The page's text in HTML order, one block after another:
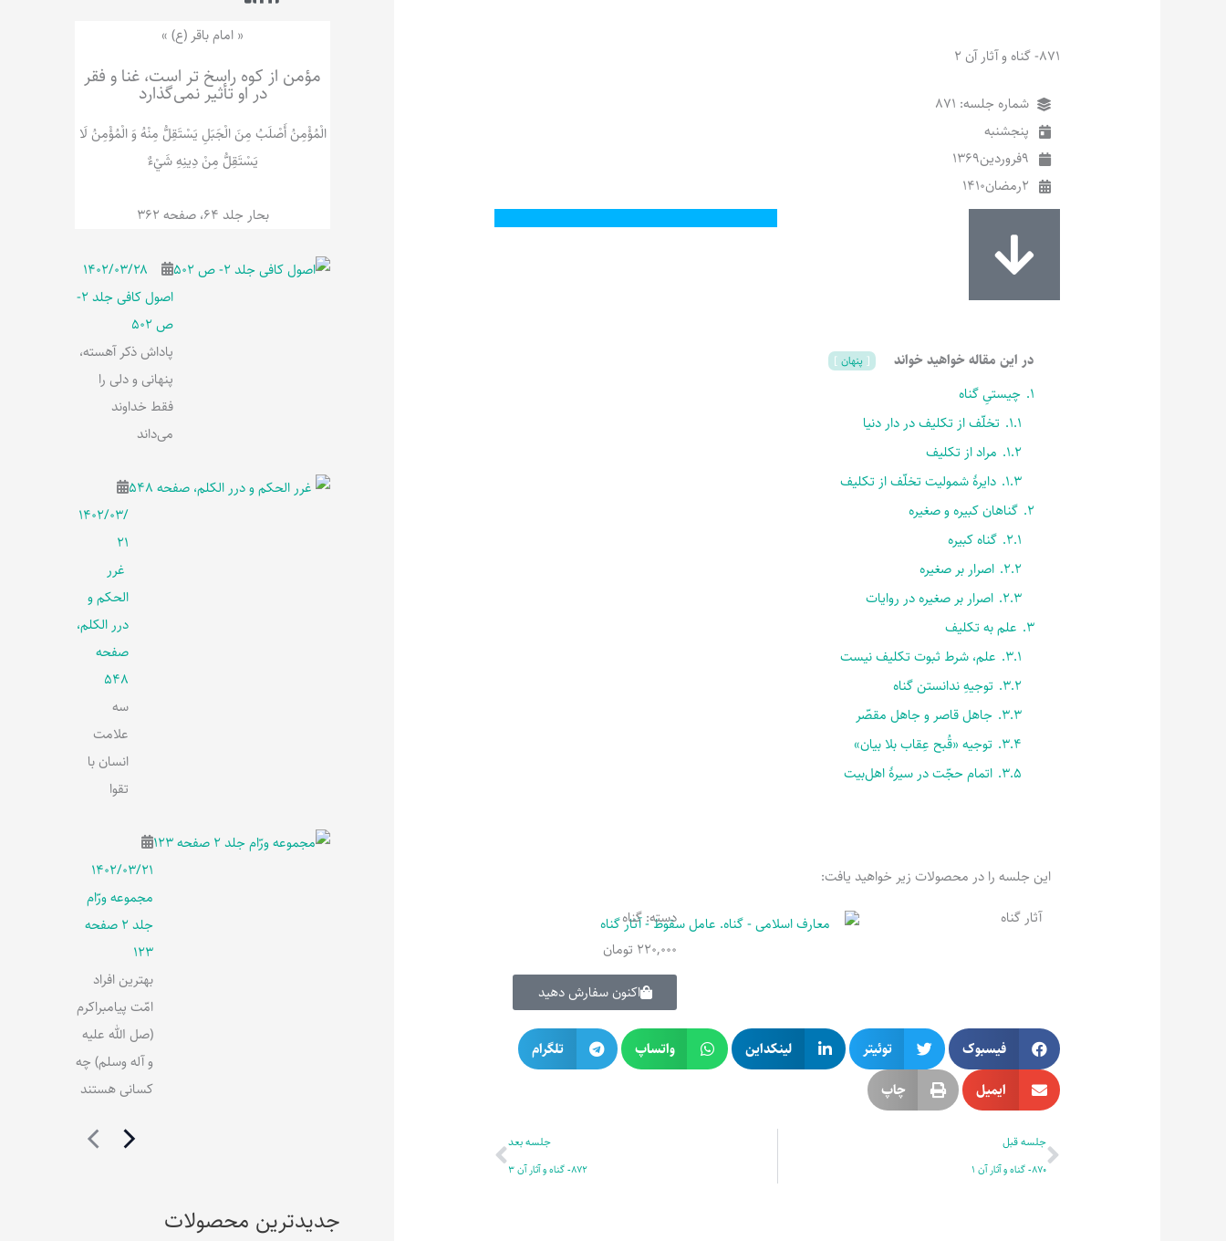
ه
871- گناه و آثار آن 2
شماره جلسه: 871
پنجشنبه
9فروردین1369
2رمضان1410
در این مقاله خواهید خواند پنهان
1. چیستیِ گناه
1.1. تخلّف از تکلیف در دار دنیا
1.2. مراد از تکلیف
1.3. دایرۀ شمولیت تخلّف از تکلیف
2. گناهان کبیره و صغیره
2.1. گناه کبیره
2.2. اصرار بر صغیره
2.3. اصرار بر صغیره در روایات
3. علم به تکلیف
3.1. علم، شرط ثبوت تکلیف نیست
3.2. توجیهِ ندانستن گناه
3.3. جاهل قاصر و جاهل مقصّر
3.4. توجیه «قُبح عِقاب بلا بیان»
3.5. اتمام حجّت در سیرۀ اهل‌بیت
این جلسه را در محصولات زیر خواهید یافت:
آثار گناه
دسته: گناه
220,000 تومان
اکنون سفارش دهید
فیسبوک توئیتر لینکداین واتساپ
تلگرام
ایمیل
چاپ
قبلی
جلسه قبل
870- گناه و آثار آن 1
جلسه بعد
872- گناه و آثار آن 3
بعدی
« امام باقر (ع) »
مؤمن از کوه راسخ تر است، غنا و فقر
در او تأثیر نمی‌گذارد
الْمُؤْمِنُ‌ أَصْلَبُ‌ مِنَ‌ الْجَبَلِ‌ یَسْتَقِلُّ مِنْهُ وَ الْمُؤْمِنُ لَا
يَسْتَقِلُّ مِنْ دِينِهِ شَيْ‌ءٌ
بحار جلد 64، صفحه 362
۱۴۰۲/۰۳/۲۸
اصول کافی جلد 2-
ص 502
پاداش ذکر آهسته،
پنهانی و دلی را
فقط خداوند
می‌داند
۱۴۰۲/۰۳/
۲۱
غرر
الحکم و
درر الکلم،
صفحه
548
سه
علامت
انسان با
تقوا
۱۴۰۲/۰۳/۲۱
مجموعه ورّام
جلد 2 صفحه
123
بهترین افراد
امّت پیامبراکرم
(صل الله علیه
و آله وسلم) چه
کسانی هستند
جدیدترین محصولات